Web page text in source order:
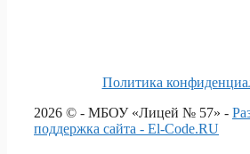
Политика
2026 © - МБОУ «Лицей № 57» -
поддержка сайта - El-Code.RU